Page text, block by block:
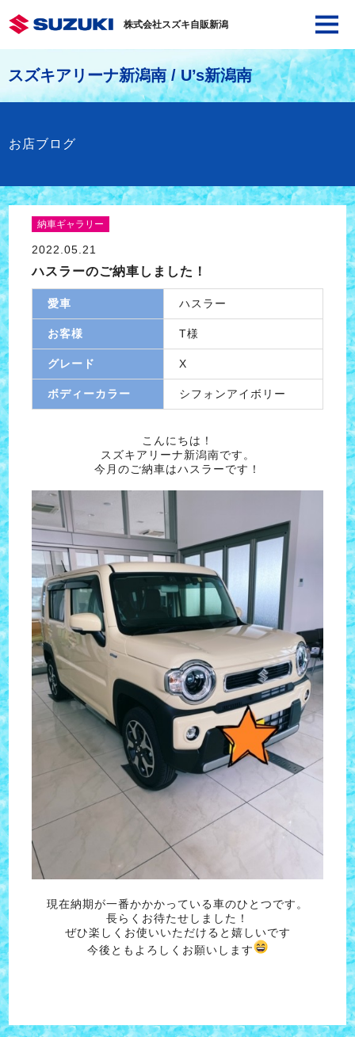
株式会社スズキ自販新潟
スズキアリーナ新潟南 / U’s新潟南
お店ブログ
納車ギャラリー
2022.05.21
ハスラーのご納車しました！
愛車 ハスラー
お客様 T様
グレード X
ボディーカラー シフォンアイボリー
こんにちは！
スズキアリーナ新潟南です。
今月のご納車はハスラーです！
現在納期が一番かかかっている車のひとつです。
長らくお待たせしました！
ぜひ楽しくお使いいただけると嬉しいです
今後ともよろしくお願いします